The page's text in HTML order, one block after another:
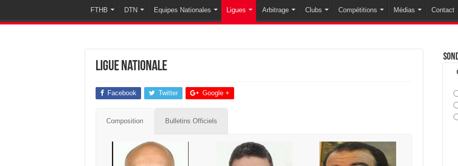
FTHB DTN Equipes Nationales Ligues Arbitrage Clubs Compétitions Médias Contact
Ligue Nationale
Facebook Twitter Google +
Composition Bulletins Officiels